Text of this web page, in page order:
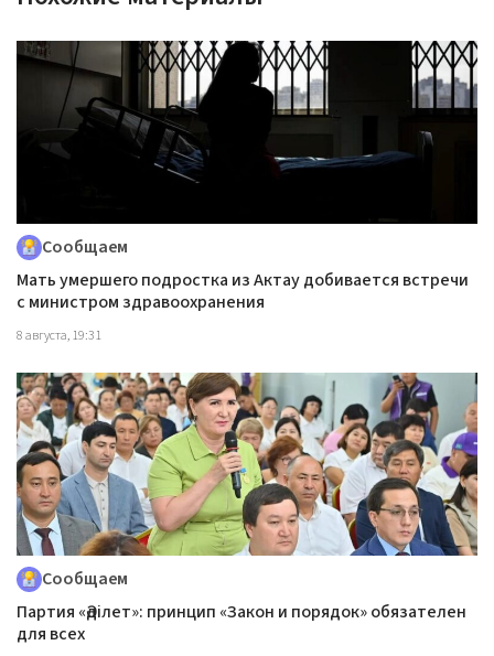
Сообщаем
Мать умершего подростка из Актау добивается встречи
с министром здравоохранения
8 августа, 19:31
Сообщаем
Партия «Әділет»: принцип «Закон и порядок» обязателен
для всех